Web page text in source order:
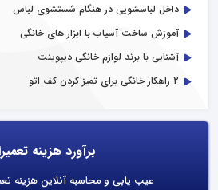
داخل لباسشویی در هنگام شستشوی لباس
آموزش ساخت آسیاب با ابزار های خانگی
آشنایی با برند لوازم خانگی دیپوینت
2 راهکار خانگی برای تمیز کردن کف اتو
برآورد هزینه
عیب یابی و محاسبه آنلاین هزینه